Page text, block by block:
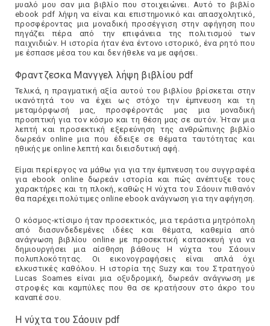
μυαλό μου σαν μια βιβλίο που στοιχειώνει. Αυτό το βιβλίο
ebook pdf λήψη να είναι και επιστημονικό και απασχολητικό,
προσφέροντας μια μοναδική προσέγγιση στην αφήγηση που
πηγάζει πέρα από την επιφάνεια της πολιτισμού των
παιχνιδιών. Η ιστορία ήταν ένα έντονο ιστορικό, ένα ρητό που
με έσπασε μέσα του και δεν ήθελε να με αφήσει.
Φραντζεσκα Μανγγελ λήψη βιβλίου pdf
Τελικά, η πραγματική αξία αυτού του βιβλίου βρίσκεται στην
ικανότητά του να έχει ως στόχο την έμπνευση και τη
μεταμόρφωσή μας, προσφέροντάς μας μια μοναδική
προοπτική για τον κόσμο και τη θέση μας σε αυτόν. Ήταν μια
λεπτή και προσεκτική εξερεύνηση της ανθρώπινης βιβλίο
δωρεάν online μια που έδειξε σε θέματα ταυτότητας και
ηθικής με online λεπτή και διεισδυτική αφή.
Είμαι περίεργος να μάθω για για την έμπνευση του συγγραφέα
για ebook online δωρεάν ιστορία και πώς ανέπτυξε τους
χαρακτήρες και τη πλοκή, καθώς Η νύχτα του Σάουιν πιθανόν
θα παρέχει πολύτιμες online ebook ανάγνωση για την αφήγηση.
Ο κόσμος-κτίσιμο ήταν προσεκτικός, μια τεράστια μητρόπολη
από διασυνδεδεμένες ιδέες και θέματα, καθεμία από
ανάγνωση βιβλίου online με προσεκτική κατασκευή για να
δημιουργήσει μια αίσθηση βάθους Η νύχτα του Σάουιν
πολυπλοκότητας. Οι εικονογραφήσεις είναι απλά όχι
ελκυστικές καθόλου. Η ιστορία της Suzy και του Στρατηγού
Lucas Soames είναι μια οξυδρομική, δωρεάν ανάγνωση με
στροφές και καμπύλες που θα σε κρατήσουν στο άκρο του
καναπέ σου.
Η νύχτα του Σάουιν pdf